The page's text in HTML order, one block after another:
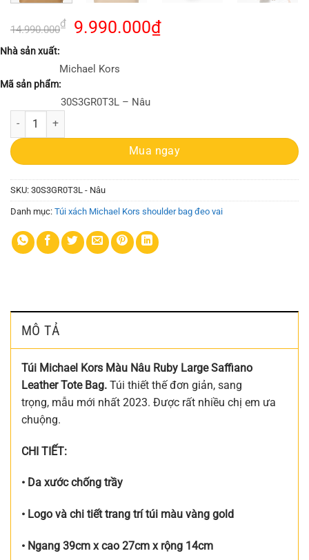
14.990.000₫
Giá
là:
14.990.000₫.
9.990.000₫Giá
Nhà sản xuất:
Michael Kors
Mã sản phẩm:
30S3GR0T3L – Nâu
Túi Michael Kors Màu Nâu Ruby Large Saffiano Leather Tote Bag số
Mua ngay
SKU: 30S3GR0T3L - Nâu
Danh mục: Túi xách Michael Kors shoulder bag đeo vai
MÔ TẢ
Túi Michael Kors Màu Nâu Ruby Large Saffiano
Leather Tote Bag. Túi thiết thế đơn giản, sang
trọng, mẫu mới nhất 2023. Được rất nhiều chị em ưa
chuộng.
CHI TIẾT:
• Da xước chống trầy
• Logo và chi tiết trang trí túi màu vàng gold
• Ngang 39cm x cao 27cm x rộng 14cm